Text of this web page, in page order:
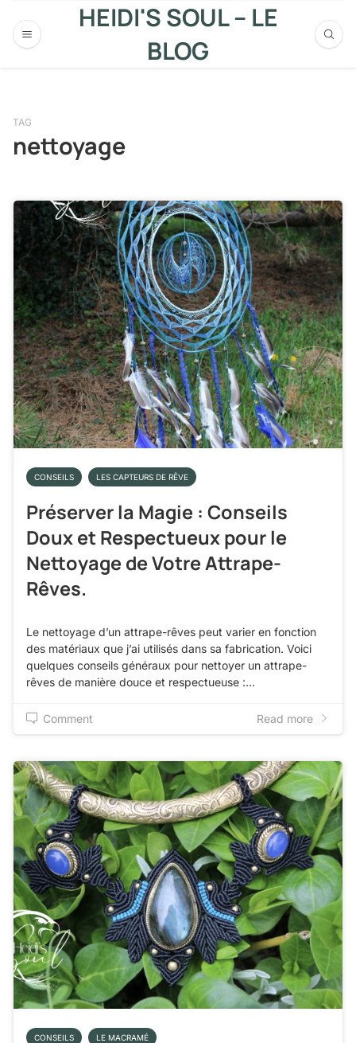
HEIDI'S SOUL – LE
BLOG
TAG
nettoyage
CONSEILS LES CAPTEURS DE RÊVE
Préserver la Magie : Conseils
Doux et Respectueux pour le
Nettoyage de Votre Attrape-
Rêves.
Le nettoyage d’un attrape-rêves peut varier en fonction
des matériaux que j’ai utilisés dans sa fabrication. Voici
quelques conseils généraux pour nettoyer un attrape-
rêves de manière douce et respectueuse :…
Comment Read more
CONSEILS LE MACRAMÉ